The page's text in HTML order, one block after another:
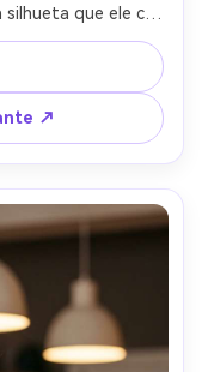
que ele cria
e saia lisa, luz de
f/2, corpo
naturais, pregas
AR 4:5
↗